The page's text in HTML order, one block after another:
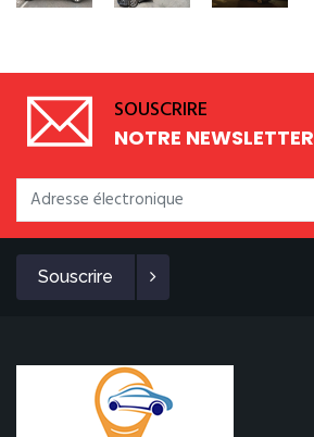
SOUSCRIRE
NOTRE NEWSLETTER
Souscrire